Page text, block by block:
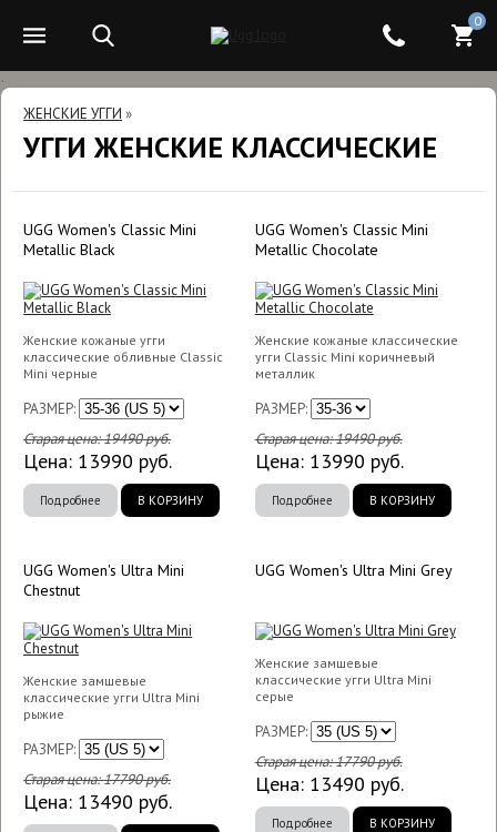
.
ЖЕНСКИЕ УГГИ »
УГГИ ЖЕНСКИЕ КЛАССИЧЕСКИЕ
UGG Women's Classic Mini
Metallic Black
Женские кожаные угги
классические обливные Classic
Mini черные
РАЗМЕР:
Старая цена:19490руб.
Цена: 13990 руб.
Подробнее В КОРЗИНУ
UGG Women's Classic Mini
Metallic Chocolate
Женские кожаные классические
угги Classic Mini коричневый
металлик
РАЗМЕР:
Старая цена:19490руб.
Цена: 13990 руб.
Подробнее В КОРЗИНУ
UGG Women's Ultra Mini
Chestnut
Женские замшевые
классические угги Ultra Mini
рыжие
РАЗМЕР:
Старая цена:17790руб.
Цена: 13490 руб.
UGG Women's Ultra Mini Grey
Женские замшевые
классические угги Ultra Mini
серые
РАЗМЕР:
Старая цена:17790руб.
Цена: 13490 руб.
Подробнее В КОРЗИНУ
0